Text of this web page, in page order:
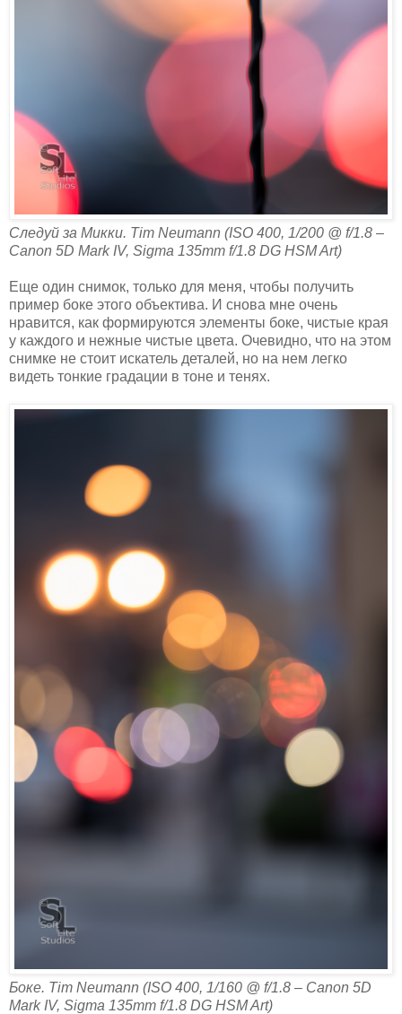
Следуй за Микки. Tim Neumann (ISO 400, 1/200 @ f/1.8 –
Canon 5D Mark IV, Sigma 135mm f/1.8 DG HSM Art)
Еще один снимок, только для меня, чтобы получить
пример боке этого объектива. И снова мне очень
нравится, как формируются элементы боке, чистые края
у каждого и нежные чистые цвета. Очевидно, что на этом
снимке не стоит искатель деталей, но на нем легко
видеть тонкие градации в тоне и тенях.
Боке. Tim Neumann (ISO 400, 1/160 @ f/1.8 – Canon 5D
Mark IV, Sigma 135mm f/1.8 DG HSM Art)